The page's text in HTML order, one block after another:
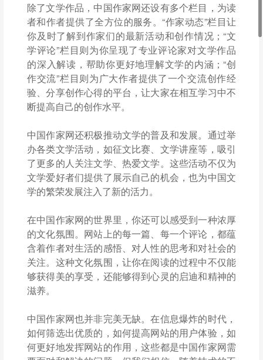
除了文学作品，中国作家网还设有多个栏目，为读
者和作者提供了全方位的服务。“作家动态”栏目让
你及时了解到作家们的最新活动和创作情况；“文
学评论”栏目则为你呈现了专业评论家对文学作品
的深入解读，帮助你更好地理解文学的内涵；“创
作交流”栏目则为广大作者提供了一个交流创作经
验、分享创作心得的平台，让大家在相互学习中不
断提高自己的创作水平。
中国作家网还积极推动文学的普及和发展。通过举
办各类文学活动，如征文比赛、文学讲座等，吸引
了更多的人关注文学、热爱文学。这些活动不仅为
文学爱好者们提供了展示自己的机会，也为中国文
学的繁荣发展注入了新的活力。
在中国作家网的世界里，你还可以感受到一种浓厚
的文化氛围。网站上的每一篇、每一个评论，都蕴
含着作者对生活的感悟、对人性的思考和对社会的
关注。这种文化氛围，让你在阅读的过程中不仅能
够获得美的享受，还能够得到心灵的启迪和精神的
滋养。
中国作家网也并非完美无缺。在信息爆炸的时代，
如何筛选出优质的，如何提高网站的用户体验，如
何更好地发挥网站的作用，这些都是中国作家网需